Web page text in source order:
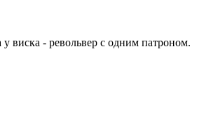
виска - револьвер с одним патроном.